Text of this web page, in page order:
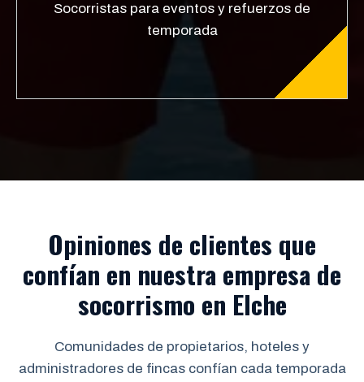
Socorristas para eventos y refuerzos de
temporada
Opiniones de clientes que
confían en nuestra empresa de
socorrismo en Elche
Comunidades de propietarios, hoteles y
administradores de fincas confían cada temporada